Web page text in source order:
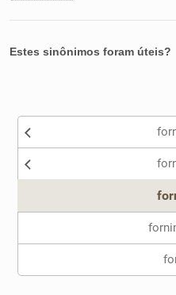
Estes sinônimos foram úteis?
Nenhum dos sinônimos